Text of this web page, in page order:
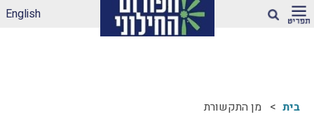
ונטול הדתה
English
בית מן התקשורת